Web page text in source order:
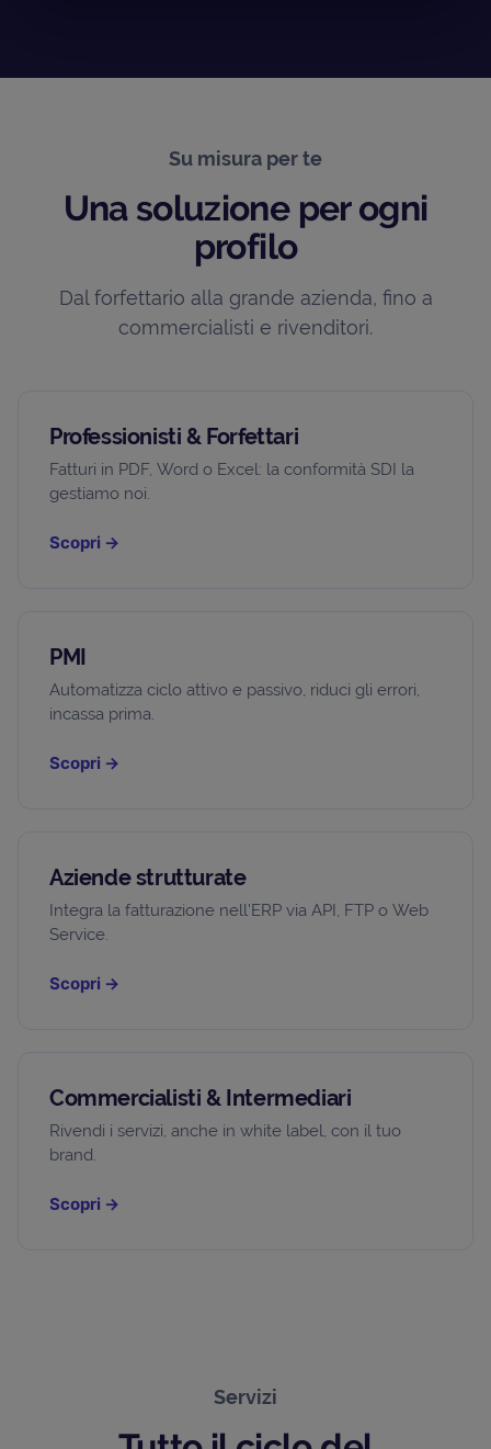
Su misura per te
Una soluzione per ogni
profilo
Dal forfettario alla grande azienda, fino a
commercialisti e rivenditori.
Professionisti & Forfettari
Fatturi in PDF, Word o Excel: la conformità SDI la
gestiamo noi.
Scopri →
PMI
Automatizza ciclo attivo e passivo, riduci gli errori,
incassa prima.
Scopri →
Aziende strutturate
Integra la fatturazione nell'ERP via API, FTP o Web
Service.
Scopri →
Commercialisti & Intermediari
Rivendi i servizi, anche in white label, con il tuo
brand.
Scopri →
Servizi